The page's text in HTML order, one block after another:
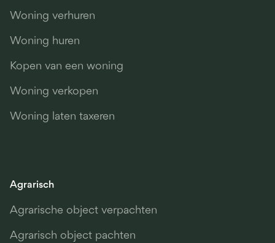
Woning verhuren
Woning huren
Kopen van een woning
Woning verkopen
Woning laten taxeren
Agrarisch
Agrarische object verpachten
Agrarisch object pachten